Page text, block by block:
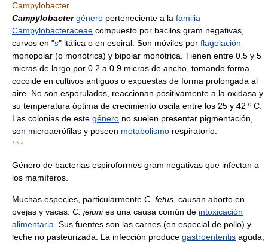
Campylobacter
Campylobacter género perteneciente a la familia
Campylobacteraceae compuesto por bacilos gram negativas,
curvos en "s" itálica o en espiral. Son móviles por flagelación
monopolar (o monótrica) y bipolar monótrica. Tienen entre 0.5 y 5
micras de largo por 0.2 a 0.9 micras de ancho, tomando forma
cocoide en cultivos antiguos o expuestas de forma prolongada al
aire. No son esporulados, reaccionan positivamente a la oxidasa y
su temperatura óptima de crecimiento oscila entre los 25 y 42 º C.
Las colonias de este género no suelen presentar pigmentación,
son microaerófilas y poseen metabolismo respiratorio.
* * *
Género de bacterias espiroformes gram negativas que infectan a
los mamíferos.
Muchas especies, particularmente C. fetus , causan aborto en
ovejas y vacas. C. jejunies una causa común de intoxicación
alimentaria . Sus fuentes son las carnes (en especial de pollo) y
leche no pasteurizada. La infección produce gastroenteritis aguda,